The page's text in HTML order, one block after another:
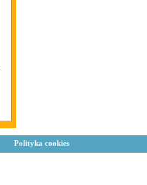
Polityka cookies